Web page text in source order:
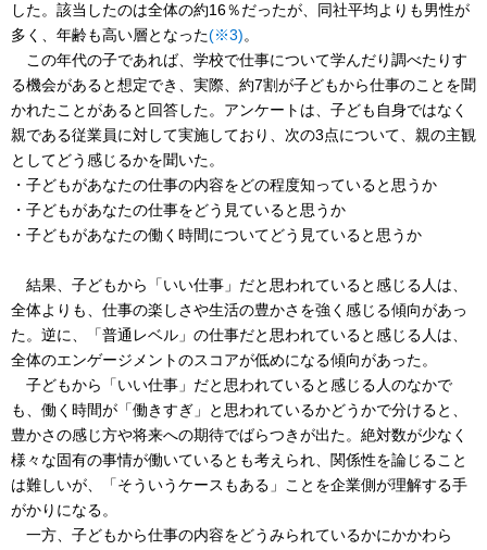
した。該当したのは全体の約16％だったが、同社平均よりも男性が
多く、年齢も高い層となった(※3)。
この年代の子であれば、学校で仕事について学んだり調べたりす
る機会があると想定でき、実際、約7割が子どもから仕事のことを聞
かれたことがあると回答した。アンケートは、子ども自身ではなく
親である従業員に対して実施しており、次の3点について、親の主観
としてどう感じるかを聞いた。
・子どもがあなたの仕事の内容をどの程度知っていると思うか
・子どもがあなたの仕事をどう見ていると思うか
・子どもがあなたの働く時間についてどう見ていると思うか
結果、子どもから「いい仕事」だと思われていると感じる人は、
全体よりも、仕事の楽しさや生活の豊かさを強く感じる傾向があっ
た。逆に、「普通レベル」の仕事だと思われていると感じる人は、
全体のエンゲージメントのスコアが低めになる傾向があった。
子どもから「いい仕事」だと思われていると感じる人のなかで
も、働く時間が「働きすぎ」と思われているかどうかで分けると、
豊かさの感じ方や将来への期待でばらつきが出た。絶対数が少なく
様々な固有の事情が働いているとも考えられ、関係性を論じること
は難しいが、「そういうケースもある」ことを企業側が理解する手
がかりになる。
一方、子どもから仕事の内容をどうみられているかにかかわら